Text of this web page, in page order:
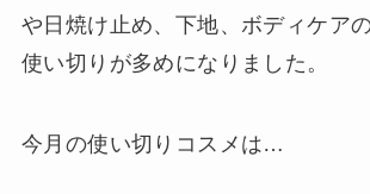
や日焼け止め、下地、ボディケア
使い切りが多めになりました。
今月の使い切りコスメは…